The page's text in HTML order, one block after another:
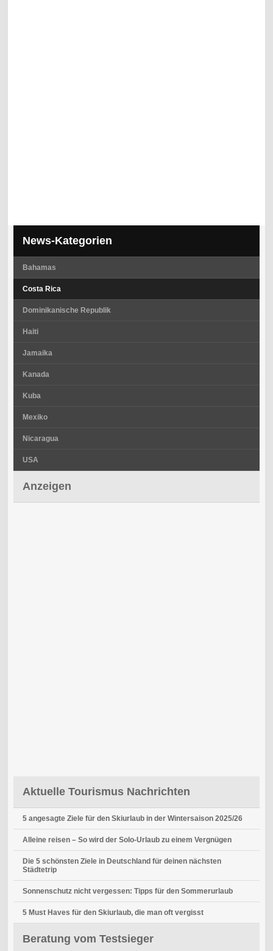
News-Kategorien
Bahamas
Costa Rica
Dominikanische Republik
Haiti
Jamaika
Kanada
Kuba
Mexiko
Nicaragua
USA
Anzeigen
Aktuelle Tourismus Nachrichten
5 angesagte Ziele für den Skiurlaub in der Wintersaison 2025/26
Alleine reisen – So wird der Solo-Urlaub zu einem Vergnügen
Die 5 schönsten Ziele in Deutschland für deinen nächsten
Städtetrip
Sonnenschutz nicht vergessen: Tipps für den Sommerurlaub
5 Must Haves für den Skiurlaub, die man oft vergisst
Beratung vom Testsieger